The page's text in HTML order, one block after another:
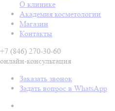
О клинике
Академия косметологии
Магазин
Контакты
+7 (846) 270-30-60
онлайн-консультация
Заказать звонок
Задать вопрос в WhatsApp